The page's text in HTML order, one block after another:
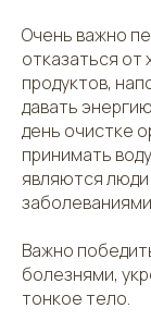
Очень важно
отказаться от
продуктов,
давать
день очистке
принимать
являются
Важно
болезнями,
тонкое тело.